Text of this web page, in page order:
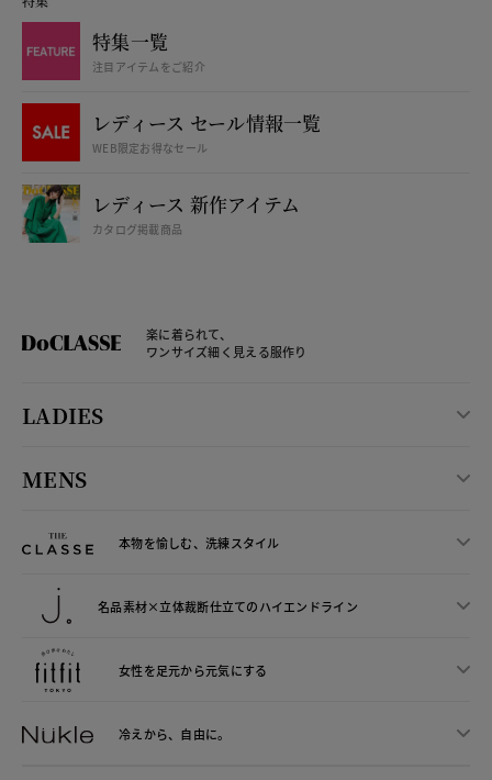
特集一覧
注目アイテムをご紹介
レディース セール情報一覧
WEB限定お得なセール
レディース 新作アイテム
カタログ掲載商品
楽に着られて、
ワンサイズ細く見える服作り
LADIES
MENS
本物を愉しむ、洗練スタイル
名品素材×立体裁断仕立てのハイエンドライン
女性を足元から元気にする
冷えから、 自由に。